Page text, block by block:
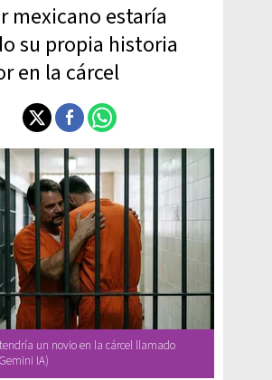
mexicano estaría
su propia historia
en la cárcel
un novio en la cárcel llamado
IA)